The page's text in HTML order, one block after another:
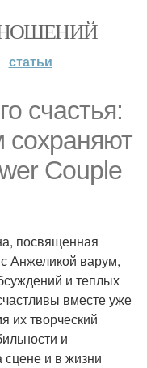
статьи
счастья:
сохраняют
Couple
посвященная
Анжеликой варум,
и теплых
вместе уже
их творческий
и
и в жизни